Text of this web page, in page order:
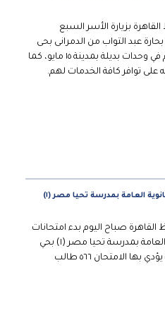
بزيارة الأسر السبع
عبد التواب من الدمرانى بحى
منشأة ناصر والذين تم تسكينهم في وحدات بديلة بمدينة ١٥ مايو، كما
على توافر كافة الخدمات لهم.
العامة بمدرسة تحيا مصر (١)
القاهرة صباح اليوم بدء امتحانات
المواد الأساسية لطلاب الثانوية العامة بمدرسة تحيا مصر (١) بحي
الأسمرات (١) والتى تضم ٢٨ لجنة يؤدي بها الامتحان ٥٦٦ طالب